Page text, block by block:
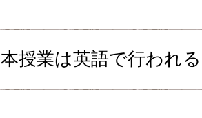
本授業は英語で行われ